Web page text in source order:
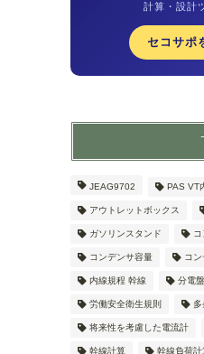
計算・設計
セコサポ
JEAG9702 PAS VT
アウトレットボックス
ガソリンスタンド
コンデンサ容量 コ
内線規程 幹線 分電
労働安全衛生規則
将来性を考慮した電流計
幹線計算 幹線負荷計